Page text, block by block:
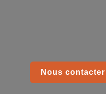
Nous contacter